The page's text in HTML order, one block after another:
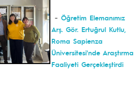
- Öğretim Elemanımız
Arş. Gör. Ertuğrul Kutlu,
Roma Sapienza
Üniversitesi'nde Araştırma
Faaliyeti Gerçekleştirdi